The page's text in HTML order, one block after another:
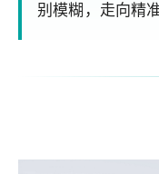
别模糊，走向精准